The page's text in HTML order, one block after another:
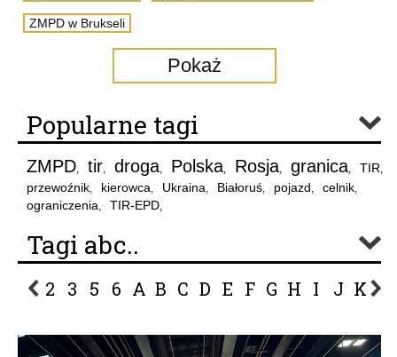
ZMPD w Brukseli
Pokaż
Popularne tagi
ZMPD, tir, droga, Polska, Rosja, granica, TIR,
przewoźnik, kierowca, Ukraina, Białoruś, pojazd, celnik,
ograniczenia, TIR-EPD,
Tagi abc..
2 3 5 6 A B C D E F G H I J K L